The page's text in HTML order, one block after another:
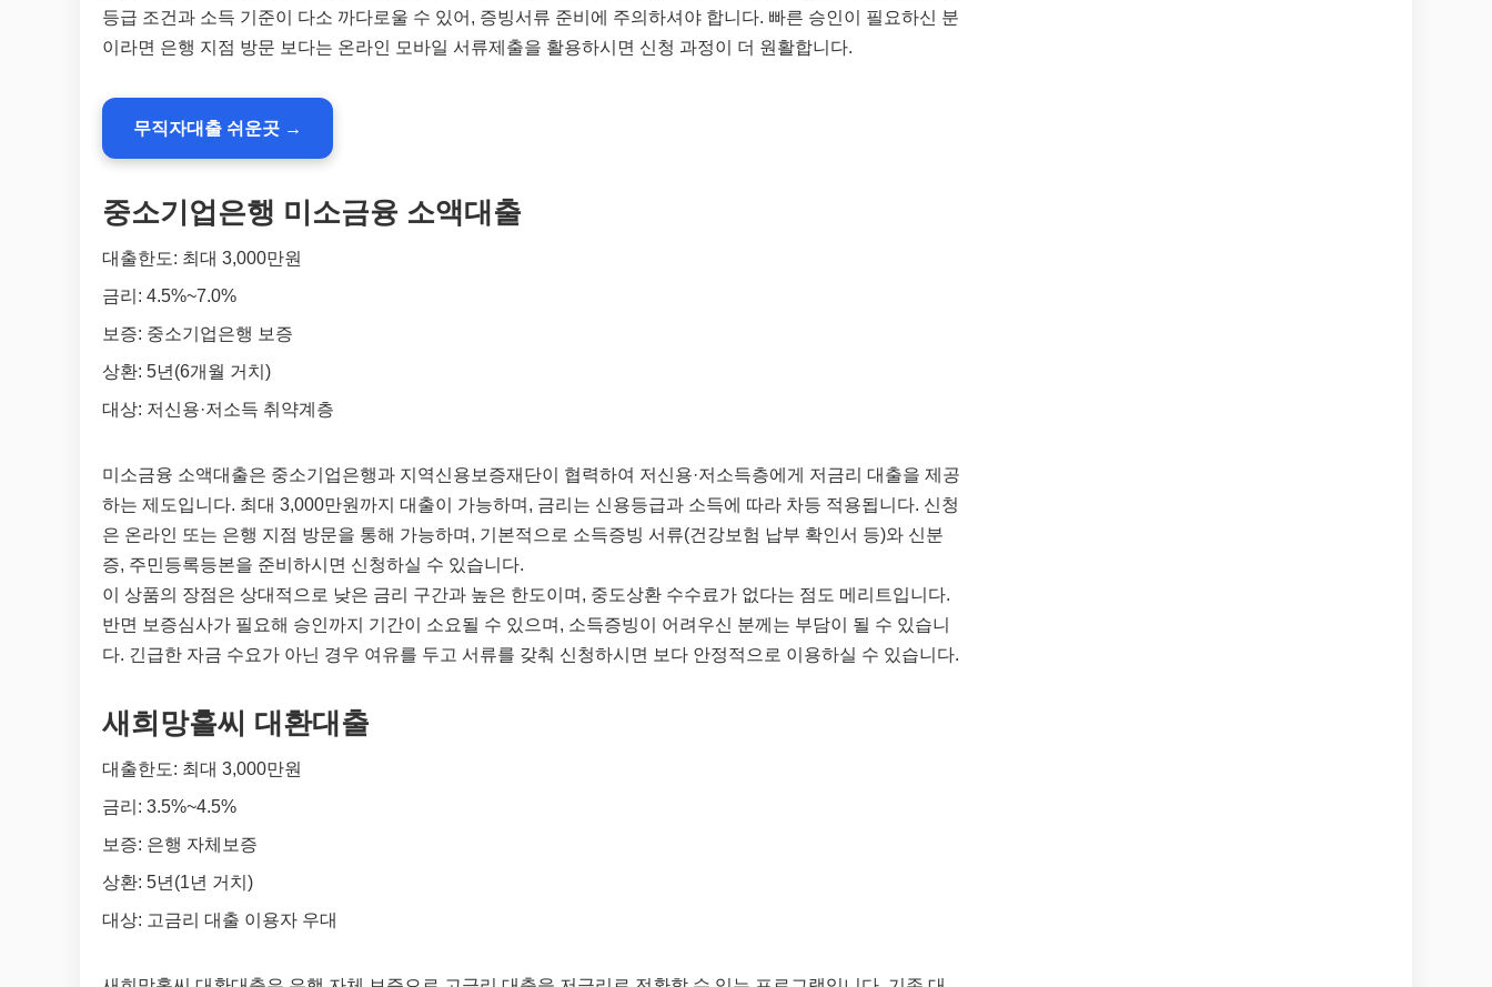
등급 조건과 소득 기준이 다소 까다로울 수 있어, 증빙서류 준비에 주의하셔야 합니다. 빠른 승인이 필요하신 분
이라면 은행 지점 방문 보다는 온라인 모바일 서류제출을 활용하시면 신청 과정이 더 원활합니다.
무직자대출 쉬운곳 →
중소기업은행 미소금융 소액대출
대출한도: 최대 3,000만원
금리: 4.5%~7.0%
보증: 중소기업은행 보증
상환: 5년(6개월 거치)
대상: 저신용·저소득 취약계층
미소금융 소액대출은 중소기업은행과 지역신용보증재단이 협력하여 저신용·저소득층에게 저금리 대출을 제공
하는 제도입니다. 최대 3,000만원까지 대출이 가능하며, 금리는 신용등급과 소득에 따라 차등 적용됩니다. 신청
은 온라인 또는 은행 지점 방문을 통해 가능하며, 기본적으로 소득증빙 서류(건강보험 납부 확인서 등)와 신분
증, 주민등록등본을 준비하시면 신청하실 수 있습니다.
이 상품의 장점은 상대적으로 낮은 금리 구간과 높은 한도이며, 중도상환 수수료가 없다는 점도 메리트입니다.
반면 보증심사가 필요해 승인까지 기간이 소요될 수 있으며, 소득증빙이 어려우신 분께는 부담이 될 수 있습니
다. 긴급한 자금 수요가 아닌 경우 여유를 두고 서류를 갖춰 신청하시면 보다 안정적으로 이용하실 수 있습니다.
새희망홀씨 대환대출
대출한도: 최대 3,000만원
금리: 3.5%~4.5%
보증: 은행 자체보증
상환: 5년(1년 거치)
대상: 고금리 대출 이용자 우대